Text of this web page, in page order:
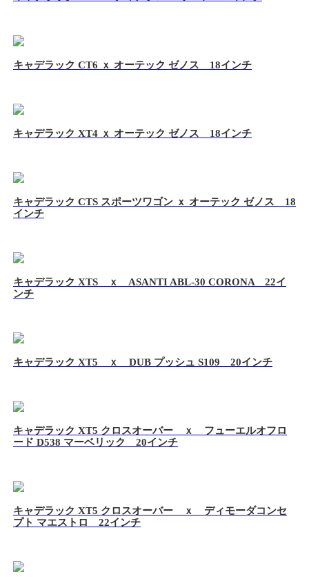
キャデラック CT6 ｘ オーテック ゼノス 18インチ
キャデラック XT4 ｘ オーテック ゼノス 18インチ
キャデラック CTS スポーツワゴン ｘ オーテック ゼノス 18
インチ
キャデラック XTS ｘ ASANTI ABL-30 CORONA 22イ
ンチ
キャデラック XT5 ｘ DUB プッシュ S109 20インチ
キャデラック XT5 クロスオーバー ｘ フューエルオフロ
ード D538 マーベリック 20インチ
キャデラック XT5 クロスオーバー ｘ ディモーダコンセ
プト マエストロ 22インチ